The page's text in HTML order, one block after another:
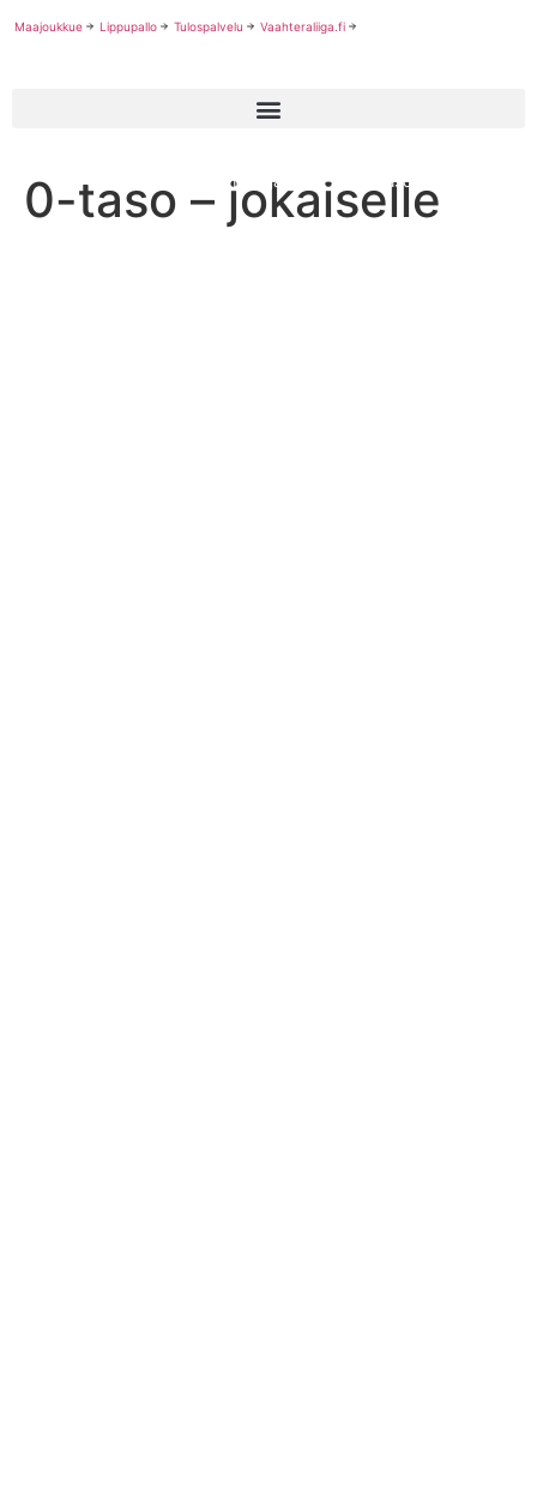
Maajoukkue Lippupallo Tulospalvelu Vaahteraliiga.fi
0-taso – jokaiselle
Palvelut Valmentajalle — 0-taso – jokaiselle